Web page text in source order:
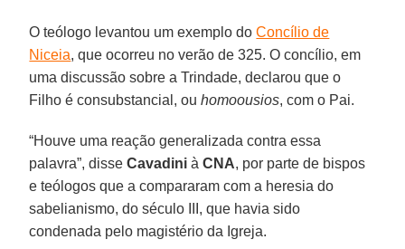
O teólogo levantou um exemplo doConcílio de
Niceia, que ocorreu no verão de 325. O concílio, em
uma discussão sobre a Trindade, declarou que o
Filho é consubstancial, ouhomoousios, com o Pai.
“Houve uma reação generalizada contra essa
palavra”, disseCavadini àCNA, por parte de bispos
e teólogos que a compararam com a heresia do
sabelianismo, do século III, que havia sido
condenada pelo magistério da Igreja.